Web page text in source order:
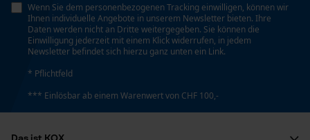
Volumen
12600 cm³
Technische Spezifikationen
Wenn Sie dem personenbezogenen Tracking einwilligen, können wir
Ihnen individuelle Angebote in unserem Newsletter bieten. Ihre
Daten werden nicht an Dritte weitergegeben. Sie können die
Einwilligung jederzeit mit einem Klick widerrufen, in jedem
Newsletter befindet sich hierzu ganz unten ein Link.
* Pflichtfeld
*** Einlösbar ab einem Warenwert von CHF 100,-
YouTube-Videos
Google Maps
Kontaktaufnahme per Chat
Marketing Cookies